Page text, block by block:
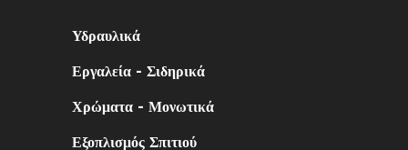
Υδραυλικά
Εργαλεία - Σιδηρικά
Χρώματα - Μονωτικά
Εξοπλισμός Σπιτιού